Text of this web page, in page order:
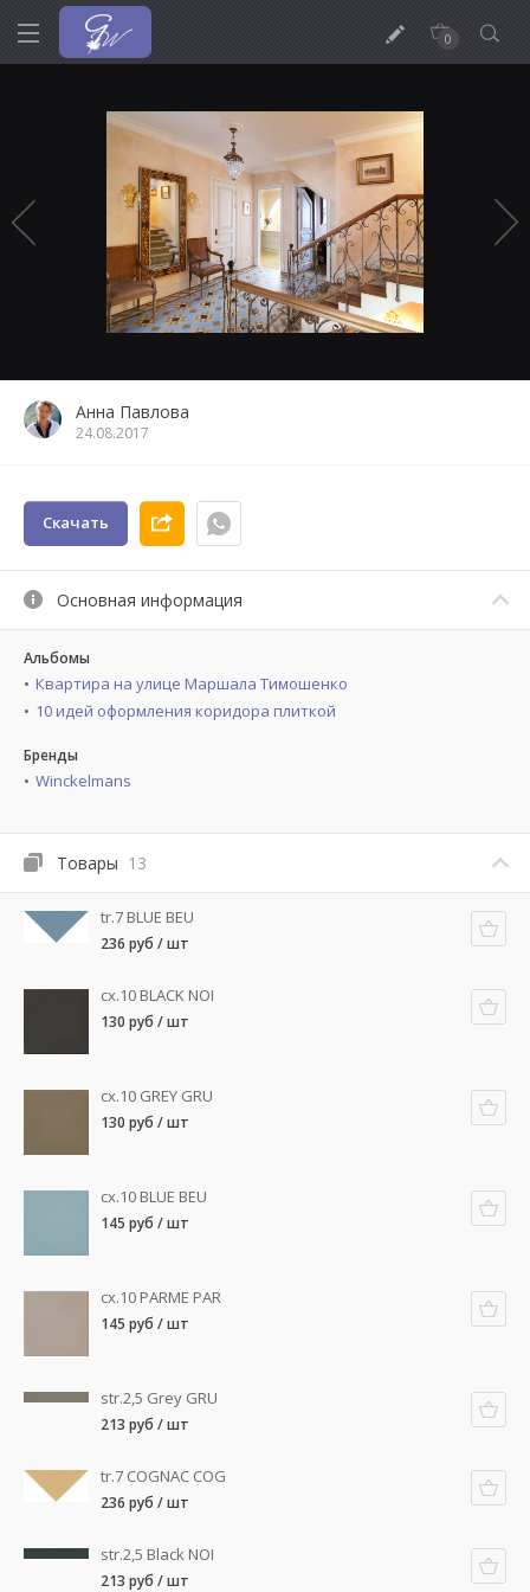
0
Анна Павлова
24.08.2017
Скачать
Основная информация
Альбомы
Квартира на улице Маршала Тимошенко
10 идей оформления коридора плиткой
Бренды
Winckelmans
Товары 13
tr.7 BLUE BEU
236 руб / шт
cx.10 BLACK NOI
130 руб / шт
cx.10 GREY GRU
130 руб / шт
cx.10 BLUE BEU
145 руб / шт
cx.10 PARME PAR
145 руб / шт
str.2,5 Grey GRU
213 руб / шт
tr.7 COGNAC COG
236 руб / шт
str.2,5 Black NOI
213 руб / шт